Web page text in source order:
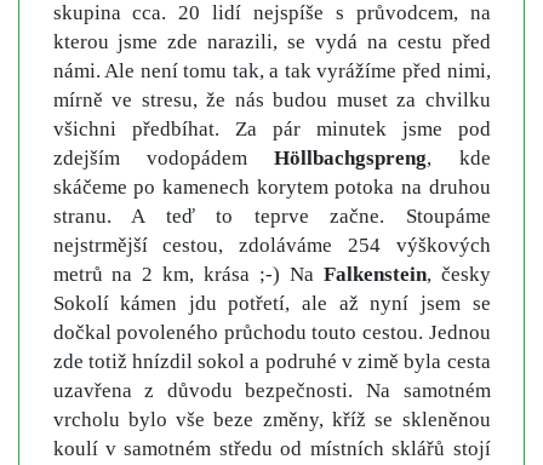
skupina cca. 20 lidí nejspíše s průvodcem, na
kterou jsme zde narazili, se vydá na cestu před
námi. Ale není tomu tak, a tak vyrážíme před nimi,
mírně ve stresu, že nás budou muset za chvilku
všichni předbíhat. Za pár minutek jsme pod
zdejším vodopádemHöllbachgspreng, kde
skáčeme po kamenech korytem potoka na druhou
stranu. A teď to teprve začne. Stoupáme
nejstrmější cestou, zdoláváme 254 výškových
metrů na 2 km, krása ;-) Na Falkenstein, česky
Sokolí kámen jdu potřetí, ale až nyní jsem se
dočkal povoleného průchodu touto cestou. Jednou
zde totiž hnízdil sokol a podruhé v zimě byla cesta
uzavřena z důvodu bezpečnosti. Na samotném
vrcholu bylo vše beze změny, kříž se skleněnou
koulí v samotném středu od místních sklářů stojí